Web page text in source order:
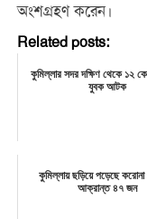
অংশগ্রহণ করেন।
Related posts:
কুমিল্লার সদর দক্ষিণ থেকে ১২
যুবক আটক
কুমিল্লায় ছড়িয়ে পড়েছে করোনা
আক্রান্ত ৪৭ জন